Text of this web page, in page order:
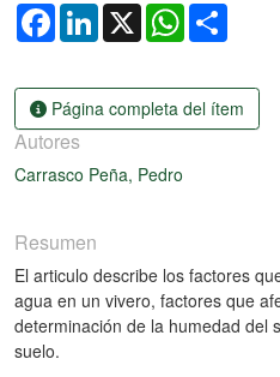
FacebookLinkedIn
X WhatsApp
Página completa del ítem
Autores
Carrasco Peña, Pedro
Resumen
El articulo describe los factores
agua en un vivero, factores que
determinación de la humedad del
suelo.